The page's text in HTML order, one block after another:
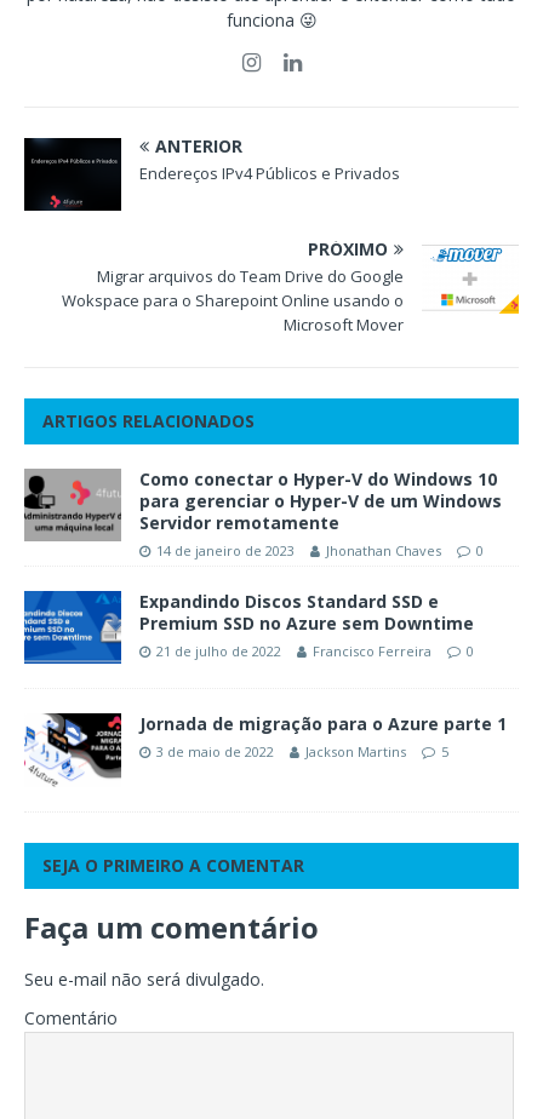
funciona 😜
ANTERIOR
Endereços IPv4 Públicos e Privados
PRÓXIMO
Migrar arquivos do Team Drive do Google
Wokspace para o Sharepoint Online usando o
Microsoft Mover
ARTIGOS RELACIONADOS
Como conectar o Hyper-V do Windows 10
para gerenciar o Hyper-V de um Windows
Servidor remotamente
14 de janeiro de 2023 Jhonathan Chaves 0
Expandindo Discos Standard SSD e
Premium SSD no Azure sem Downtime
21 de julho de 2022 Francisco Ferreira 0
Jornada de migração para o Azure parte 1
3 de maio de 2022 Jackson Martins 5
SEJA O PRIMEIRO A COMENTAR
Faça um comentário
Seu e-mail não será divulgado.
Comentário